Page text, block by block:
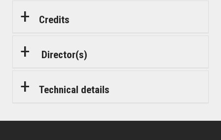
Credits
Director(s)
Technical details